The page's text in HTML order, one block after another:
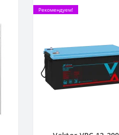
Рекомендуем!